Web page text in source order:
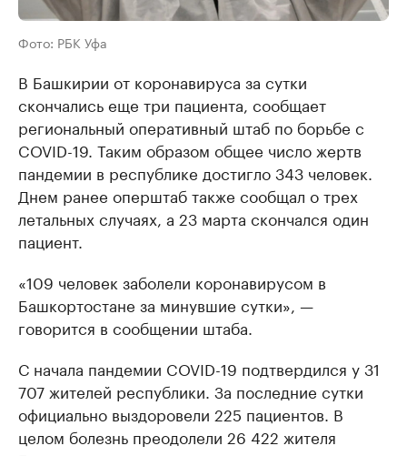
Фото: РБК Уфа
В Башкирии от коронавируса за сутки
скончались еще три пациента, сообщает
региональный оперативный штаб по борьбе с
COVID-19. Таким образом общее число жертв
пандемии в республике достигло 343 человек.
Днем ранее оперштаб также сообщал о трех
летальных случаях, а 23 марта скончался один
пациент.
«109 человек заболели коронавирусом в
Башкортостане за минувшие сутки», —
говорится в сообщении штаба.
С начала пандемии COVID-19 подтвердился у 31
707 жителей республики. За последние сутки
официально выздоровели 225 пациентов. В
целом болезнь преодолели 26 422 жителя